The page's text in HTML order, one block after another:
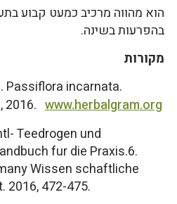
הוא מהווה מרכיב כמעט קבוע
בהפרעות בשינה.
מקורות
Passiflora incarnata.
2016. www.herbalgram.org
Teedrogen und
fur die Praxis.6.
Wissen schaftliche
472-475.